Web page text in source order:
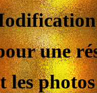
une
les